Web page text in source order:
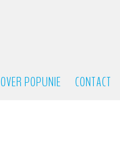
OVER POPUNIE CONTACT